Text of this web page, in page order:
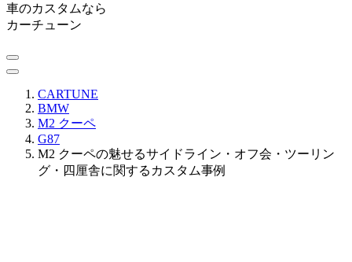
車のカスタムなら
カーチューン
CARTUNE
BMW
M2 クーペ
G87
M2 クーペの魅せるサイドライン・オフ会・ツーリン
グ・四厘舎に関するカスタム事例